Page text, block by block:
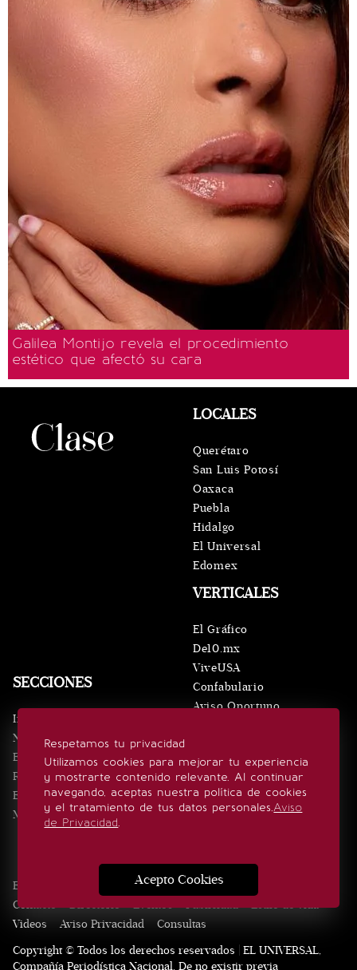
Galilea Montijo revela el procedimiento
estético que afectó su cara
Respetamos tu privacidad
Utilizamos cookies para mejorar tu experiencia
y mostrarte contenido relevante. Al continuar
navegando, aceptas nuestra política de cookies
y el tratamiento de tus datos personales.Aviso
de Privacidad.
Acepto Cookies
SECCIONES
Inicio
Noticias
Eventos
Realeza
Estilo de vida
Minuto x Minuto
VERTICALES
El Gráfico
De10.mx
ViveUSA
Confabulario
Aviso Oportuno
LOCALES
Querétaro
San Luis Potosí
Oaxaca
Puebla
Hidalgo
El Universal
Edomex
SÍGUENOS
Edición Impresa Noticias Quiénes somos
Contacto
Directorio Eventos Publicidad
Estilo de vida
Videos
Aviso Privacidad
Consultas
Copyright © Todos los derechos reservados | EL UNIVERSAL,
Compañía Periodística Nacional. De no existir previa